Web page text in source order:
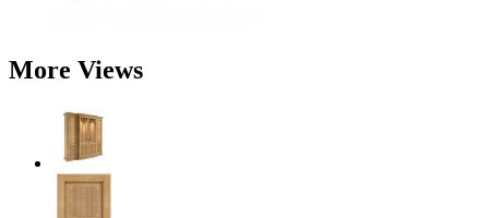
More Views